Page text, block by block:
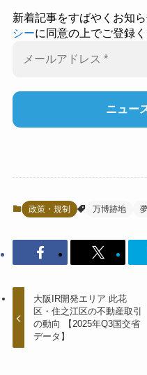
新着記事をすばやくお知ら
シーに同意の上でご登録く
政策・規制 万博跡地
大阪IR開発エリア 此花
区・住之江区の不動産取引
の動向 【2025年Q3国交省
データ】